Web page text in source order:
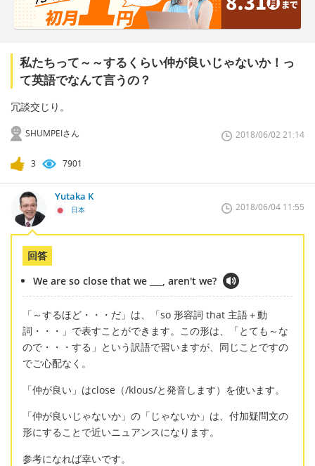
私たちって～～するくらい仲が良いじゃないか！っ
て英語でなんて言うの？
冗談交じり。
SHUMPEIさん 2018/06/02 21:14
3 7901
Yutaka K
日本 2018/06/04 11:55
回答
We are so close that we ___, aren't we?
「～するほど・・・だ」は、「so 形容詞 that 主語＋動
詞・・・」で表すことができます。この形は、「とても～な
ので・・・する」という訳語で習いますが、同じことですの
でご心配なく。
「仲が良い」はclose（/klous/と発音します）を使います。
「仲が良いじゃないか」の「じゃないか」は、付加疑問文の
形にすることで近いニュアンスになります。
参考になれば幸いです。